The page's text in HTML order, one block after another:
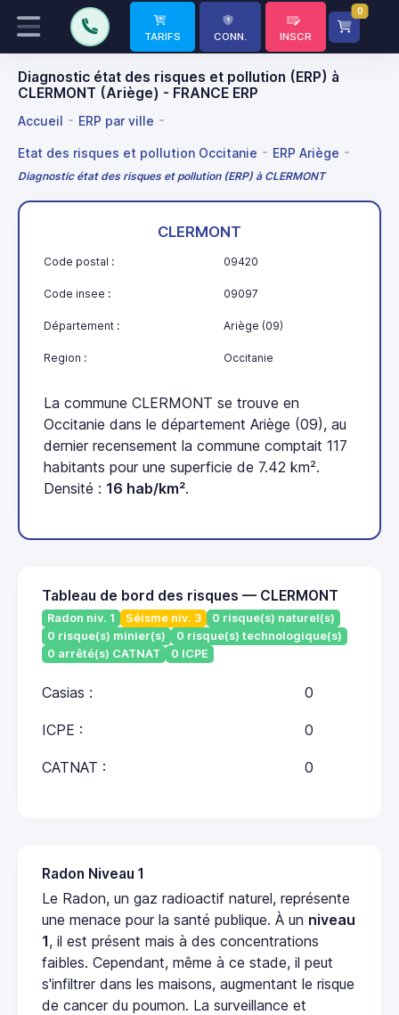
TARIFS CONN. INSCR
0
Diagnostic état des risques et pollution (ERP) à
CLERMONT (Ariège) - FRANCE ERP
Accueil ERP par ville
Etat des risques et pollution Occitanie ERP Ariège
Diagnostic état des risques et pollution (ERP) à CLERMONT
CLERMONT
Code postal : 09420
Code insee : 09097
Département : Ariège (09)
Region : Occitanie
La commune CLERMONT se trouve en
Occitanie dans le département Ariège (09), au
dernier recensement la commune comptait 117
habitants pour une superficie de 7.42 km².
Densité : 16 hab/km².
Tableau de bord des risques — CLERMONT
Radon niv. 1 Séisme niv. 3
0 risque(s) naturel(s)
0 risque(s) minier(s)
0 risque(s) technologique(s)
0 arrêté(s) CATNAT
0 ICPE
Casias : 0
ICPE : 0
CATNAT : 0
Radon Niveau 1
Le Radon, un gaz radioactif naturel, représente
une menace pour la santé publique. À un niveau
1, il est présent mais à des concentrations
faibles. Cependant, même à ce stade, il peut
s'infiltrer dans les maisons, augmentant le risque
de cancer du poumon. La surveillance et